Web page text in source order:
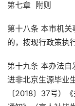
第七章 附则
第十八条 本市机
的，按现行政策执行
第十九条 本办法自
进非北京生源毕业
〔2018〕37号）